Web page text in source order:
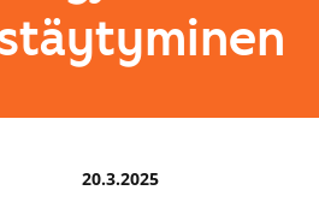
20.3.2025